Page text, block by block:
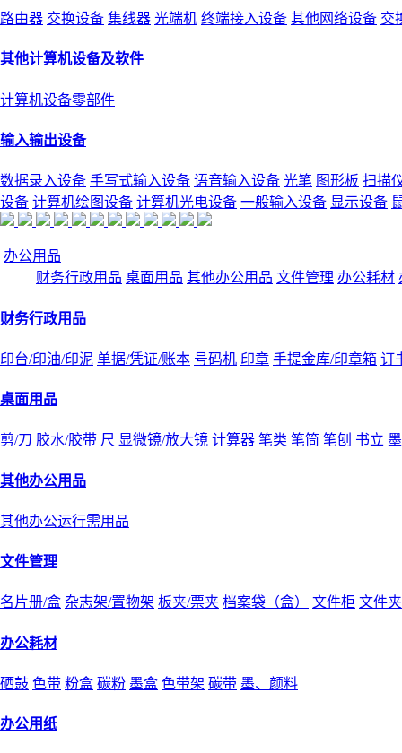
路由器 交换设备 集线器 光端机 终端接入设备 其他网络设备 交
其他计算机设备及软件
计算机设备零部件
输入输出设备
数据录入设备 手写式输入设备 语音输入设备 光笔 图形板 扫描
设备 计算机绘图设备 计算机光电设备 一般输入设备 显示设备
办公用品
财务行政用品 桌面用品 其他办公用品 文件管理 办公耗材
财务行政用品
印台/印油/印泥 单据/凭证/账本 号码机 印章 手提金库/印章箱 订
桌面用品
剪/刀 胶水/胶带 尺 显微镜/放大镜 计算器 笔类 笔筒 笔刨 书立
其他办公用品
其他办公运行需用品
文件管理
名片册/盒 杂志架/置物架 板夹/票夹 档案袋（盒） 文件柜 文件
办公耗材
硒鼓 色带 粉盒 碳粉 墨盒 色带架 碳带 墨、颜料
办公用纸